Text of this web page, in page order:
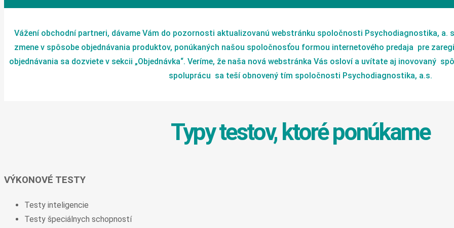
Vážení obchodní partneri, dávame Vám do pozornosti aktualizovanú webstránku spoločnosti Psychodiagnostika, a.
zmene v spôsobe objednávania produktov, ponúkaných našou spoločnosťou formou internetového predaja pre
objednávania sa dozviete v sekcii „Objednávka“. Veríme, že naša nová webstránka Vás osloví a uvítate aj inovovaný
spoluprácu sa teší obnovený tím spoločnosti Psychodiagnostika, a.s.
Typy testov, ktoré ponúkame
VÝKONOVÉ TESTY
Testy inteligencie
Testy špeciálnych schopností